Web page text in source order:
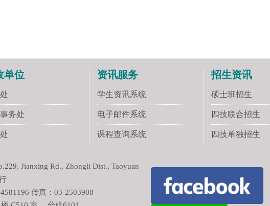
单位
务处
资讯服务
学生资讯系统
电子邮件系统
课程查询系统
招生资讯
硕士班招生
四技联合招生
四技单独招生
Jianxing Rd., Zhongli Dist., Taoyuan
传真：03-2503908